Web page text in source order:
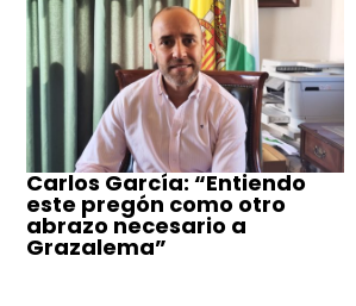
Carlos García: “Entiendo
este pregón como otro
abrazo necesario a
Grazalema”